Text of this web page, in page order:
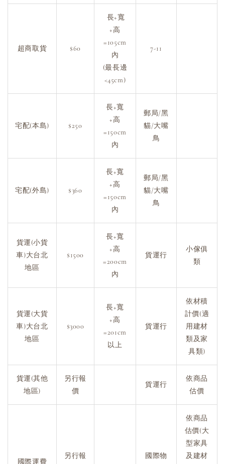
超商取貨 $60
長+寬
+高
=105cm
內
(最長邊
<45cm)
7-11
宅配(本島) $250
長+寬
+高
=150cm
內
郵局/黑
貓/大嘴
鳥
宅配(外島) $360
長+寬
+高
=150cm
內
郵局/黑
貓/大嘴
鳥
貨運(小貨
車)大台北
地區
$1500
長+寬
+高
=200cm
內
貨運行
小傢俱
類
貨運(大貨
車)大台北
地區
$3000
長+寬
+高
=201cm
以上
貨運行
依材積
計價(適
用建材
類及家
具類)
貨運(其他
地區)
另行報
價
貨運行
依商品
估價
國際運費
另行報
國際物
依商品
估價(大
型家具
及建材